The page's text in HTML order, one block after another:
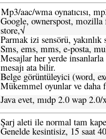
Mp3/aac/wma oynatıcısı,
Google, ownerspost,
store,√
Parmak izi sensörü, yakınlık
Sms, ems, mms, e-posta,
Mesajlar her yerde
mesajı ata bilir.
Belge görüntüleyici (word,
Mükemmel oyunlar ve daha
Java evet, mıdp 2.0 wap
Şarj aleti ile normal tam
Genelde kesintisiz, 15 saat